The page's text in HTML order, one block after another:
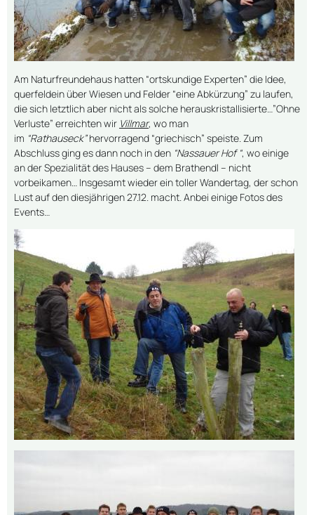
Am Naturfreundehaus hatten “ortskundige Experten” die Idee,
querfeldein über Wiesen und Felder “eine Abkürzung” zu laufen,
die sich letztlich aber nicht als solche herauskristallisierte…”Ohne
Verluste” erreichten wir Villmar, wo man
im “Rathauseck”hervorragend “griechisch” speiste. Zum
Abschluss ging es dann noch in den “Nassauer Hof “, wo einige
an der Spezialität des Hauses – dem Brathendl – nicht
vorbeikamen… Insgesamt wieder ein toller Wandertag, der schon
Lust auf den diesjährigen 27.12. macht. Anbei einige Fotos des
Events…